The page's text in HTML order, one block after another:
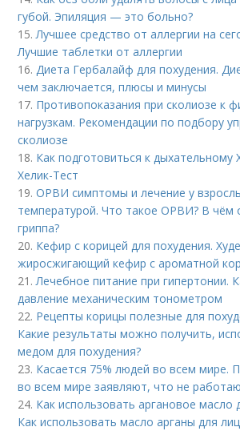
губой. Эпиляция — это больно?
15.Лучшее средство от аллергии на
Лучшие таблетки от аллергии
16.Диета Гербалайф для похудения.
чем заключается, плюсы и минусы
17. Противопоказания при сколиозе к
нагрузкам. Рекомендации по подбору
сколиозе
18. Как подготовиться к дыхательному
Хелик-Тест
19.ОРВИ симптомы и лечение у
температурой. Что такое ОРВИ? В чём
гриппа?
20. Кефир с корицей для похудения.
жиросжигающий кефир с ароматной
21.Лечебное питание при гипертонии.
давление механическим тонометром
22. Рецепты корицы полезные для
Какие результаты можно получить,
медом для похудения?
23. Касается 75% людей во всем мире.
во всем мире заявляют, что не
24. Как использовать аргановое масло
Как использовать масло арганы для